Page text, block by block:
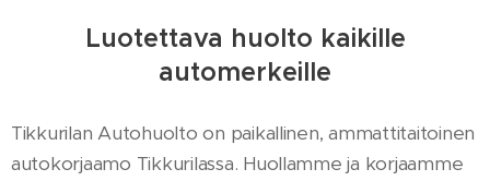
Luotettava huolto kaikille
automerkeille
Tikkurilan Autohuolto on paikallinen, ammattitaitoinen
autokorjaamo Tikkurilassa. Huollamme ja korjaamme